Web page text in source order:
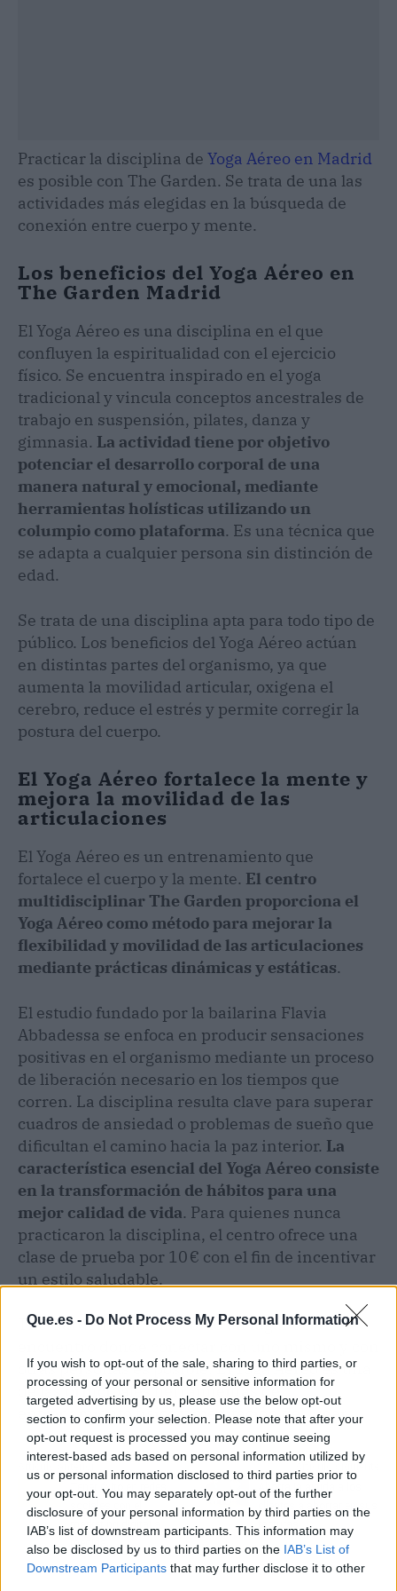
Que.es - Do Not Process My Personal Information
If you wish to opt-out of the sale, sharing to third parties, or
processing of your personal or sensitive information for
targeted advertising by us, please use the below opt-out
section to confirm your selection. Please note that after your
opt-out request is processed you may continue seeing
interest-based ads based on personal information utilized by
us or personal information disclosed to third parties prior to
your opt-out. You may separately opt-out of the further
disclosure of your personal information by third parties on the
IAB’s list of downstream participants. This information may
also be disclosed by us to third parties on the IAB’s List of
Downstream Participants that may further disclose it to other
Practicar la disciplina de Yoga Aéreo en Madrid
es posible con The Garden. Se trata de una las
actividades más elegidas en la búsqueda de
conexión entre cuerpo y mente.
Los beneficios del Yoga Aéreo en
The Garden Madrid
El Yoga Aéreo es una disciplina en el que
confluyen la espiritualidad con el ejercicio
físico. Se encuentra inspirado en el yoga
tradicional y vincula conceptos ancestrales de
trabajo en suspensión, pilates, danza y
gimnasia. La actividad tiene por objetivo
potenciar el desarrollo corporal de una
manera natural y emocional, mediante
herramientas holísticas utilizando un
columpio como plataforma. Es una técnica que
se adapta a cualquier persona sin distinción de
edad.
Se trata de una disciplina apta para todo tipo de
público. Los beneficios del Yoga Aéreo actúan
en distintas partes del organismo, ya que
aumenta la movilidad articular, oxigena el
cerebro, reduce el estrés y permite corregir la
postura del cuerpo.
El Yoga Aéreo fortalece la mente y
mejora la movilidad de las
articulaciones
El Yoga Aéreo es un entrenamiento que
fortalece el cuerpo y la mente. El centro
multidisciplinar The Garden proporciona el
Yoga Aéreo como método para mejorar la
flexibilidad y movilidad de las articulaciones
mediante prácticas dinámicas y estáticas.
El estudio fundado por la bailarina Flavia
Abbadessa se enfoca en producir sensaciones
positivas en el organismo mediante un proceso
de liberación necesario en los tiempos que
corren. La disciplina resulta clave para superar
cuadros de ansiedad o problemas de sueño que
dificultan el camino hacia la paz interior. La
característica esencial del Yoga Aéreo consiste
en la transformación de hábitos para una
mejor calidad de vida. Para quienes nunca
practicaron la disciplina, el centro ofrece una
clase de prueba por 10 € con el fin de incentivar
un estilo saludable.
The Garden funciona como un lugar de
otras personas es posible. El Yoga Aéreo es una
de las principales herramientas de
entrenamiento físico y meditación del lugar.
Tener éxito en redes
sociales con el
marketing digital a
medida
Artículo siguiente
Ahorralia ayuda a los
clientes a ahorrar en sus
facturas